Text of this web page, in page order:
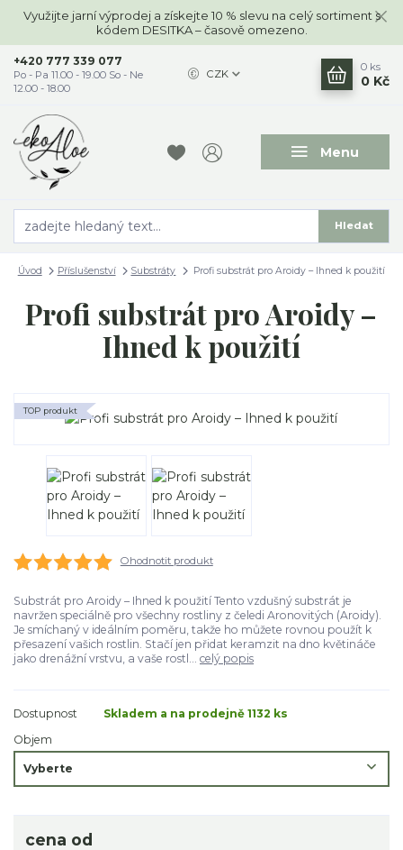
Využijte jarní výprodej a získejte 10 % slevu na celý sortiment s
kódem DESITKA – časově omezeno.
Menu
CZK
Hledat
+420 777 339 077
Po - Pa 11.00 - 19.00 So - Ne
12.00 - 18.00
0 ks
0 Kč
Úvod Příslušenství Substráty Profi substrát pro Aroidy – Ihned k použití
Profi substrát pro Aroidy –
Ihned k použití
TOP produkt
Ohodnotit produkt
Substrát pro Aroidy – Ihned k použití Tento vzdušný substrát je
navržen speciálně pro všechny rostliny z čeledi Aronovitých (Aroidy).
Je smíchaný v ideálním poměru, takže ho můžete rovnou použít k
přesazení vašich rostlin. Stačí jen přidat keramzit na dno květináče
jako drenážní vrstvu, a vaše rostl... celý popis
Dostupnost
Skladem a na prodejně 1132 ks
Objem
cena od